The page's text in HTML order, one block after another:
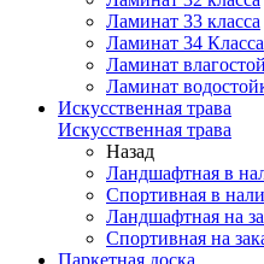
Ламинат 33 класса
Ламинат 34 Класса
Ламинат
Ламинат
Искусственная трава
Искусственная трава
Назад
Ландшафтная в
Спортивная в
Ландшафтная на
Спортивная на
Паркетная доска